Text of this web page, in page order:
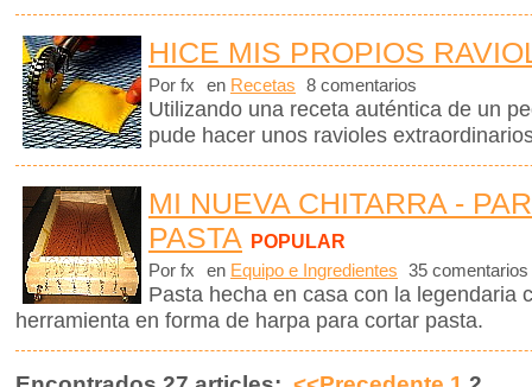
HICE MIS PROPIOS
Por fx en Recetas 8 comentarios
Utilizando una receta auténtica de un
pude hacer unos ravioles
MI NUEVA CHITARRA -
PASTA POPULAR
Por fx en Equipo e Ingredientes 35 comentarios
Pasta hecha en casa con la legendaria c
herramienta en forma de harpa para cortar pasta.